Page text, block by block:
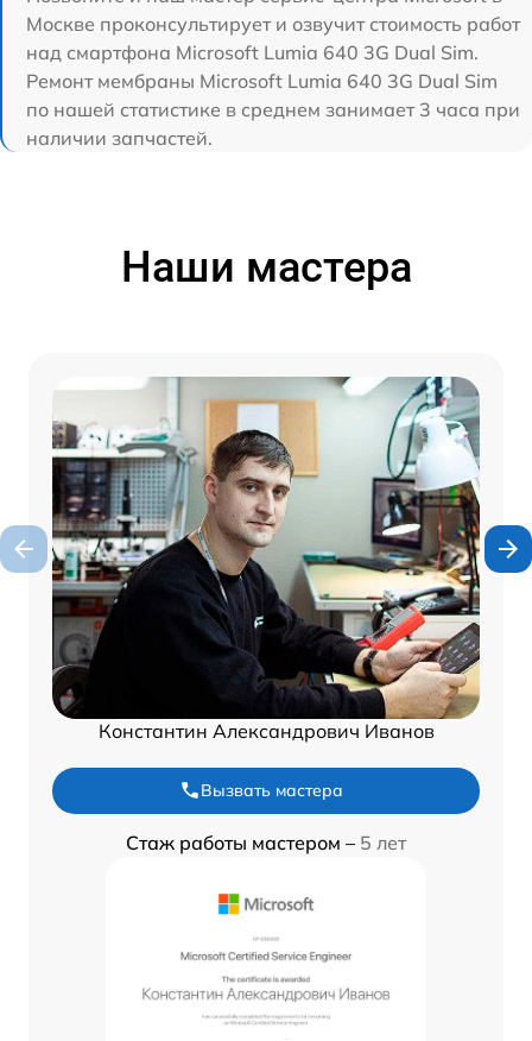
Москве проконсультирует и озвучит стоимость работ
над смартфона Microsoft Lumia 640 3G Dual Sim.
Ремонт мембраны Microsoft Lumia 640 3G Dual Sim
по нашей статистике в среднем занимает 3 часа при
наличии запчастей.
Наши мастера
Константин Александрович Иванов
Вызвать мастера
Стаж работы мастером – 5 лет